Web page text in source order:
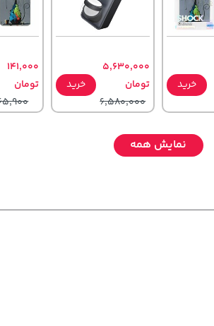
خرید
5,630,000
تومان
6,580,000
خرید
141,000
تومان
نمایش همه